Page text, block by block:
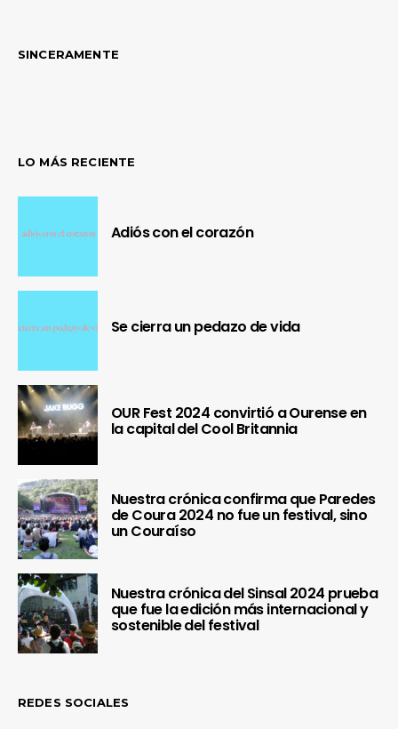
SINCERAMENTE
LO MÁS RECIENTE
Adiós con el corazón
Se cierra un pedazo de vida
OUR Fest 2024 convirtió a Ourense en
la capital del Cool Britannia
Nuestra crónica confirma que Paredes
de Coura 2024 no fue un festival, sino
un Couraíso
Nuestra crónica del Sinsal 2024 prueba
que fue la edición más internacional y
sostenible del festival
REDES SOCIALES